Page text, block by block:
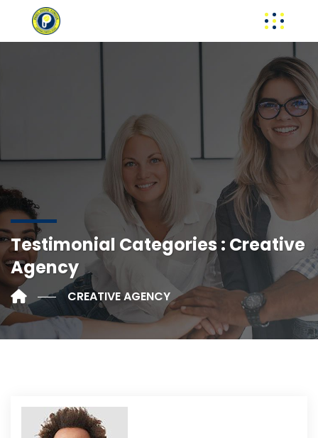
Testimonial Categories : Creative
Agency
CREATIVE AGENCY